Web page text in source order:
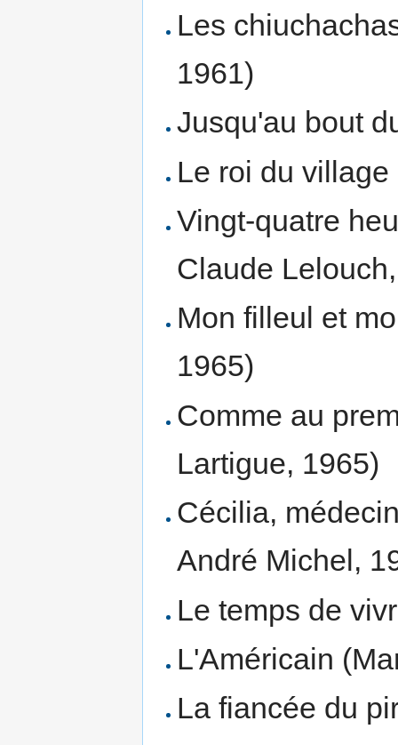
Les
1961)
Jusqu'au bout
Le roi du
Vingt-quatre
Claude
Mon filleul et
1965)
Comme au
Lartigue, 1965)
Cécilia,
André Michel,
Le temps de
L'Américain
La fiancée du